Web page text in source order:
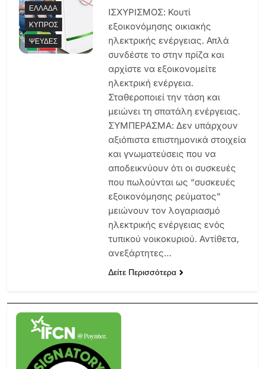
ΕΛΛΆΔΑ
ΚΎΠΡΟΣ
ΨΕΥΔΈΣ
ΙΣΧΥΡΙΣΜΟΣ: Κουτί
εξοικονόμησης οικιακής
ηλεκτρικής ενέργειας. Απλά
συνδέστε το στην πρίζα και
αρχίστε να εξοικονομείτε
ηλεκτρική ενέργεια.
Σταθεροποιεί την τάση και
μειώνει τη σπατάλη ενέργειας.
ΣΥΜΠΕΡΑΣΜΑ: Δεν υπάρχουν
αξιόπιστα επιστημονικά στοιχεία
και γνωματεύσεις που να
αποδεικνύουν ότι οι συσκευές
που πωλούνται ως “συσκευές
εξοικονόμησης ρεύματος”
μειώνουν τον λογαριασμό
ηλεκτρικής ενέργειας ενός
τυπικού νοικοκυριού. Αντίθετα,
ανεξάρτητες…
Δείτε Περισσότερα